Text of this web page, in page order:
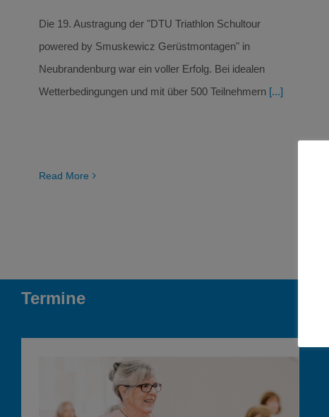
Die 19. Austragung der "DTU Triathlon Schultour
powered by Smuskewicz Gerüstmontagen" in
Neubrandenburg war ein voller Erfolg. Bei idealen
Wetterbedingungen und mit über 500 Teilnehmern [...]
Read More
Termine